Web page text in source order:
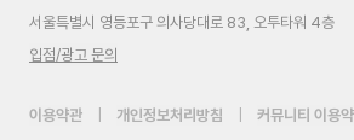
서울특별시 영등포구 의사당대로 83, 오투타워 4층
입점/광고 문의
이용약관 개인정보처리방침 커뮤니티 이용